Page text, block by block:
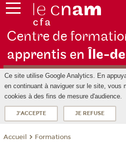
Centre de
apprentis en Île-
Ce site utilise Google Analytics. En
en continuant à naviguer sur le site, vous
cookies à des fins de mesure d'audience.
J'ACCEPTE JE REFUSE
Accueil Formations